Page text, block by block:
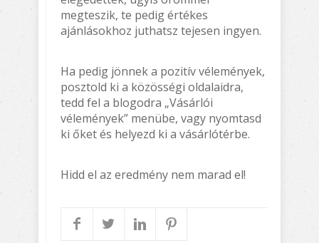
megteszik, te pedig értékes
ajánlásokhoz juthatsz tejesen ingyen.
Ha pedig jönnek a pozitív vélemények,
posztold ki a közösségi oldalaidra,
tedd fel a blogodra „Vásárlói
vélemények” menübe, vagy nyomtasd
ki őket és helyezd ki a vásárlótérbe.
Hidd el az eredmény nem marad el!